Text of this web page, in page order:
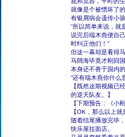
就像是个被惯坏了
有银屑病会遗传小
“所以简单来说，就
说完后端木燕便自
时纠正他们！”
但这一幕却是看得
马阔海毕竟才刚回
本身还不善于国内
“还有端木燕你什
【既然这期视频已
的逆天队友。】
【下期预告：《小
【OK，那么以上
随着结尾播放完毕
快乐屋拉面店。